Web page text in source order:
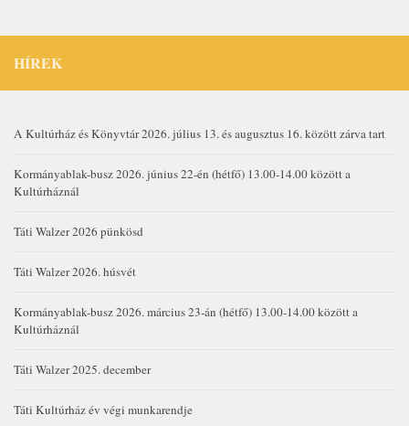
HÍREK
A Kultúrház és Könyvtár 2026. július 13. és augusztus 16. között zárva tart
Kormányablak-busz 2026. június 22-én (hétfő) 13.00-14.00 között a
Kultúrháznál
Táti Walzer 2026 pünkösd
Táti Walzer 2026. húsvét
Kormányablak-busz 2026. március 23-án (hétfő) 13.00-14.00 között a
Kultúrháznál
Táti Walzer 2025. december
Táti Kultúrház év végi munkarendje